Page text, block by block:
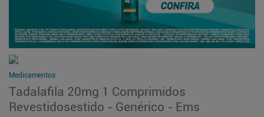
Medicamentos
Tadalafila 20mg 1 Comprimidos
Revestidosestido - Genérico - Ems
10
º perfumes